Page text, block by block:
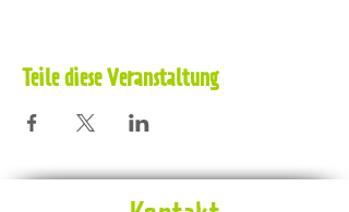
Teile diese Veranstaltung